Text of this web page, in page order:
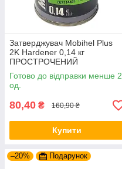
Затверджувач Mobihel Plus
2K Hardener 0,14 кг
ПРОСТРОЧЕНИЙ
Готово до відправки менше 2
од.
80,40 ₴ 160,90 ₴
Купити
–20% Подарунок